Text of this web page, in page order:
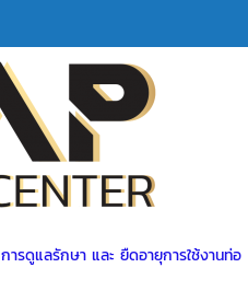
การดูแลรักษา และ ยืดอายุการใช้งานท่อ